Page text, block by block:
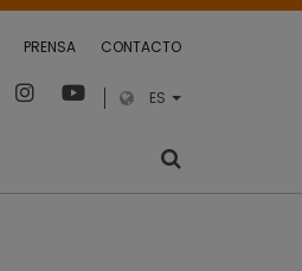
PRENSA CONTACTO
ES